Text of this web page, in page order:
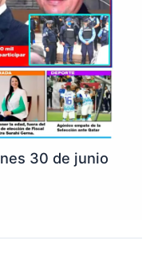
30 de junio